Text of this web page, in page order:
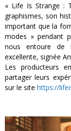
« Life Is Strange :
graphismes, son
important que la
modes » pendant
nous entoure de
excellente, signée
Les producteurs
partager leurs
sur le site https://